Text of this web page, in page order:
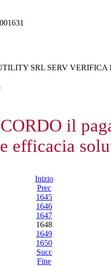
SRL SERV
il
efficacia
Inizio
Prec
1645
1646
1647
1648
1649
1650
Succ
Fine